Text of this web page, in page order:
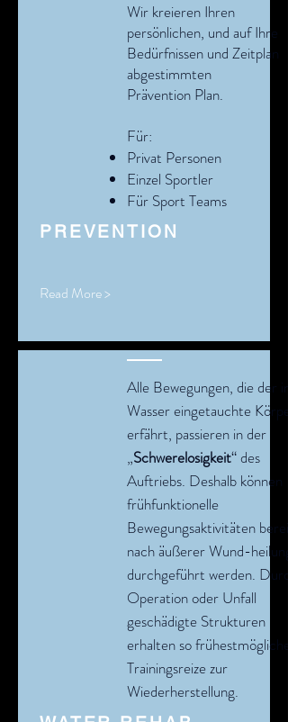
Wir kreieren Ihren
persönlichen, und auf Ihre
Bedürfnissen und Zeitplan
abgestimmten
Prävention Plan.
Für:
Privat Personen
Einzel Sportler
Für Sport Teams
PREVENTION
Read More >
Alle Bewegungen, die der ins
Wasser eingetauchte Körper
erfährt, passieren in der
„Schwerelosigkeit“ des
Auftriebs. Deshalb können
frühfunktionelle
Bewegungsaktivitäten bereits
nach äußerer Wund-heilung
durchgeführt werden. Durch
Operation oder Unfall
geschädigte Strukturen
erhalten so frühestmögliche
Trainingsreize zur
Wiederherstellung.